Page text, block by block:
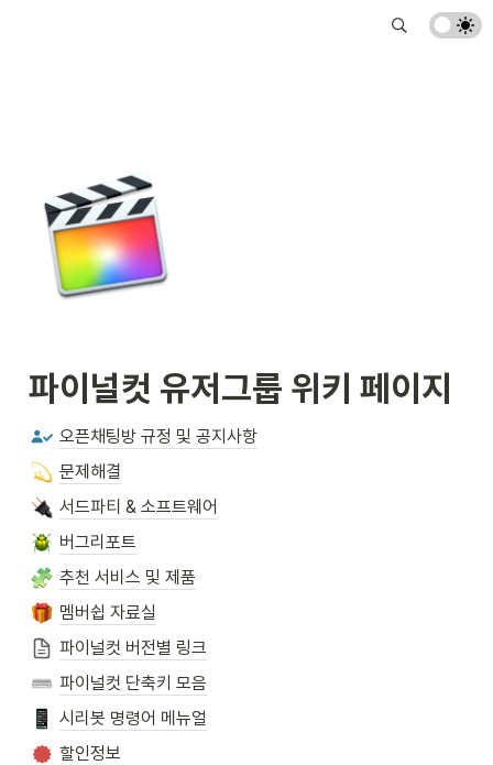
파이널컷 유저그룹 위키 페이지
오픈채팅방 규정 및 공지사항
문제해결
서드파티 & 소프트웨어
버그리포트
추천 서비스 및 제품
멤버쉽 자료실
파이널컷 버전별 링크
파이널컷 단축키 모음
시리봇 명령어 메뉴얼
할인정보